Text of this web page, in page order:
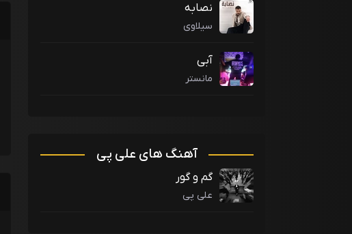
نصابه
سیلاوی
آبی
مانستر
آهنگ های علی پی
گم و گور
علی پی